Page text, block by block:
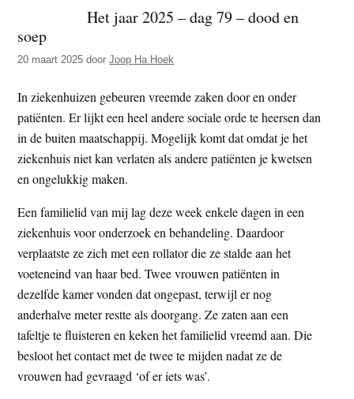
z
e
s
i
t
e
e
n
e
z
e
s
i
e
Het jaar 2025 – dag 79 – dood en
soep
20 maart 2025 doorJoop Ha Hoek
In ziekenhuizen gebeuren vreemde zaken door en onder
patiënten. Er lijkt een heel andere sociale orde te heersen dan
in de buiten maatschappij. Mogelijk komt dat omdat je het
ziekenhuis niet kan verlaten als andere patiënten je kwetsen
en ongelukkig maken.
Een familielid van mij lag deze week enkele dagen in een
ziekenhuis voor onderzoek en behandeling. Daardoor
verplaatste ze zich met een rollator die ze stalde aan het
voeteneind van haar bed. Twee vrouwen patiënten in
dezelfde kamer vonden dat ongepast, terwijl er nog
anderhalve meter restte als doorgang. Ze zaten aan een
tafeltje te fluisteren en keken het familielid vreemd aan. Die
besloot het contact met de twee te mijden nadat ze de
vrouwen had gevraagd ‘of er iets was’.